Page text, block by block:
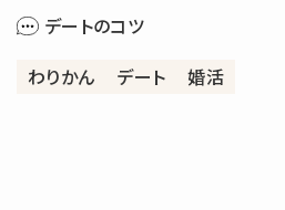
デートのコツ
わりかん
デート 婚活
結婚相談所の基礎知